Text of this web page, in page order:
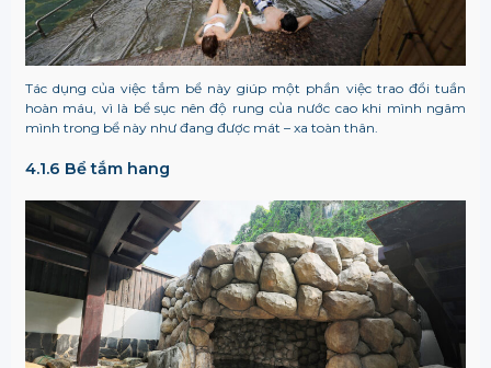
Tác dụng của việc tắm bể này giúp một phần việc trao đổi tuần
hoàn máu, vì là bể sục nên độ rung của nước cao khi mình ngâm
mình trong bể này như đang được mát – xa toàn thân.
4.1.6 Bể tắm hang